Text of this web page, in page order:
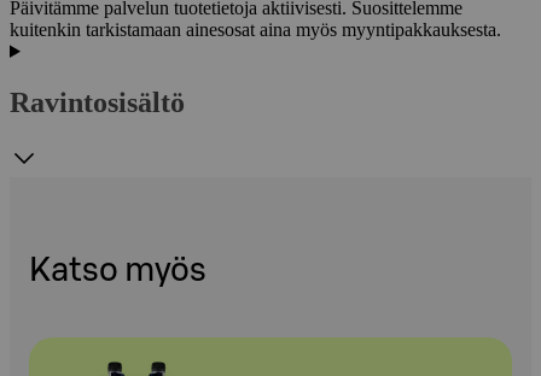
Päivitämme palvelun tuotetietoja aktiivisesti. Suosittelemme
kuitenkin tarkistamaan ainesosat aina myös myyntipakkauksesta.
Ravintosisältö
Katso myös